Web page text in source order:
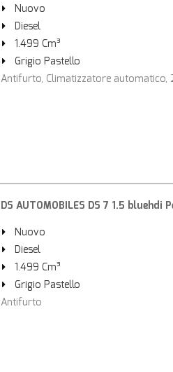
Nuovo
Diesel
1.499 Cm³
Grigio Pastello
Antifurto, Climatizzatore automatico,
DS AUTOMOBILES DS 7 1.5
Nuovo
Diesel
1.499 Cm³
Grigio Pastello
Antifurto